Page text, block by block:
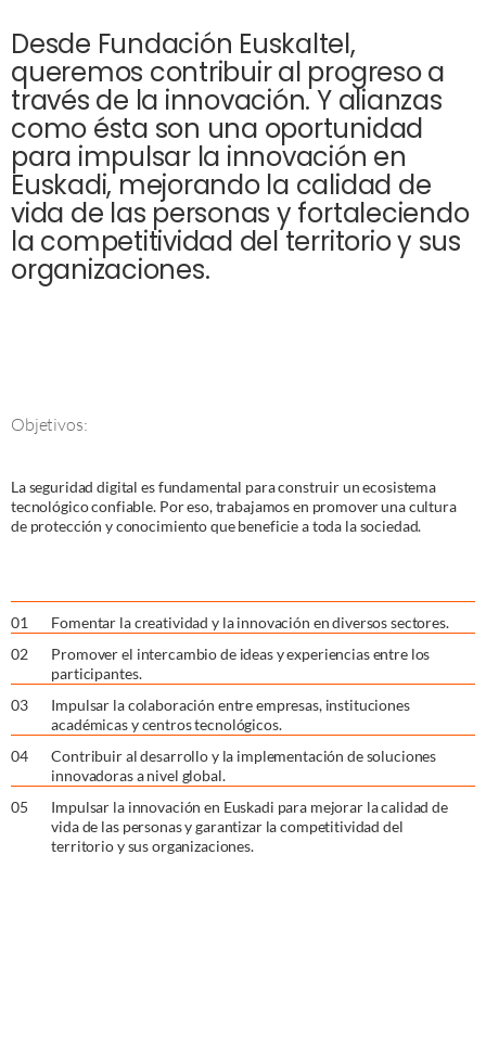
Desde Fundación Euskaltel,
queremos contribuir al progreso a
través de la innovación. Y alianzas
como ésta son una oportunidad
para impulsar la innovación en
Euskadi, mejorando la calidad de
vida de las personas y fortaleciendo
la competitividad del territorio y sus
organizaciones.
Objetivos:
La seguridad digital es fundamental para construir un ecosistema
tecnológico confiable. Por eso, trabajamos en promover una cultura
de protección y conocimiento que beneficie a toda la sociedad.
01
Fomentar la creatividad y la innovación en diversos sectores.
02
Promover el intercambio de ideas y experiencias entre los
participantes.
03
Impulsar la colaboración entre empresas, instituciones
académicas y centros tecnológicos.
04
Contribuir al desarrollo y la implementación de soluciones
innovadoras a nivel global.
05
Impulsar la innovación en Euskadi para mejorar la calidad de
vida de las personas y garantizar la competitividad del
territorio y sus organizaciones.